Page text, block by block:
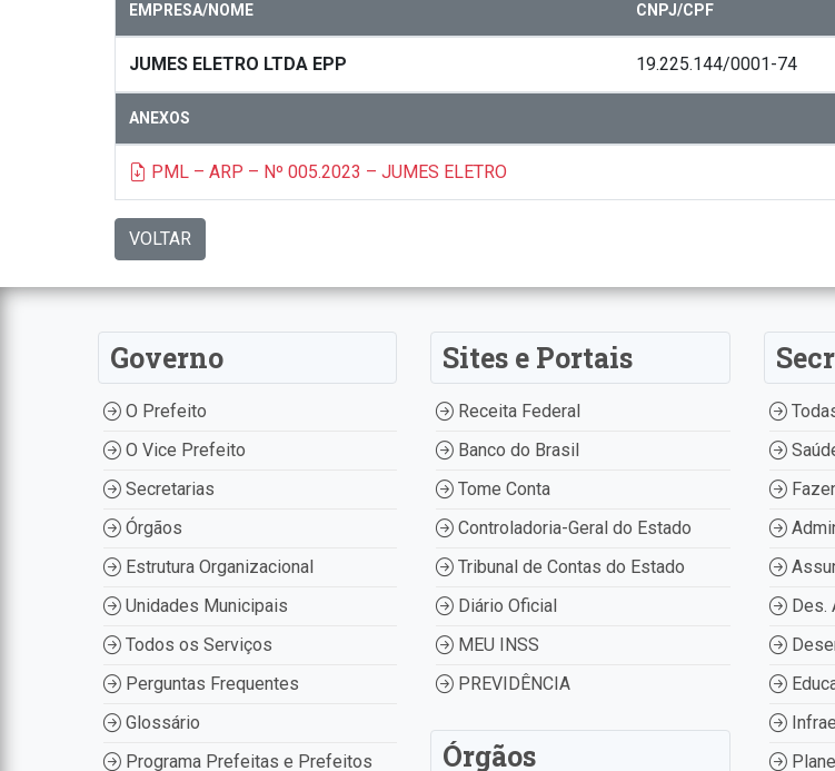
EMPRESA/NOME CNPJ/CPF
JUMES ELETRO LTDA EPP 19.225.144/0001-74
ANEXOS
PML – ARP – Nº 005.2023 – JUMES ELETRO
VOLTAR
Governo
O Prefeito
O Vice Prefeito
Secretarias
Órgãos
Estrutura Organizacional
Unidades Municipais
Todos os Serviços
Perguntas Frequentes
Glossário
Programa Prefeitas e Prefeitos
Sites e Portais
Receita Federal
Banco do Brasil
Tome Conta
Controladoria-Geral do Estado
Tribunal de Contas do Estado
Diário Oficial
MEU INSS
PREVIDÊNCIA
Órgãos
Des.